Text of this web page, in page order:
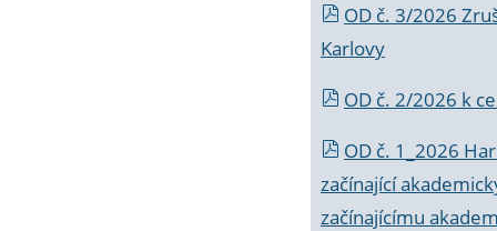
OD č. 3/2026
Karlovy
OD č. 2/2026 k
OD č. 1_2026
začínající
začínajícímu